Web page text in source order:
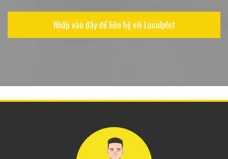
Nhấp vào đây để liên hệ với Lucidplot